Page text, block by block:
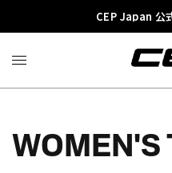
CEP Japan 公
WOMEN'S